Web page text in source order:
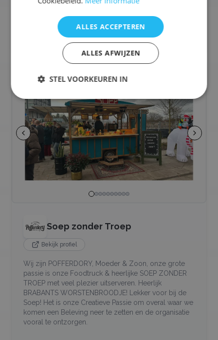
Selecteren voor offerteaanvraag
Broodjes & Lunch Foodtruck
Soep zonder Troep
Bekijk profiel
Wij zijn POFFERDORY, Moeder & Zoon, onze grote
passie is onze Foodtruck & heerlijke SOEP ZONDER
TROEP met veel plezier uitserveren. Heerlijk
BRABANTS WORSTENBROODJE! Lekker voor bij de
Soep! Het is onze Creatieve Passie om overal waar we
komen een Beleving neer te zetten en de organisatie
vooral te ontzorgen.
ALLES ACCEPTEREN
ALLES AFWIJZEN
STEL VOORKEUREN IN